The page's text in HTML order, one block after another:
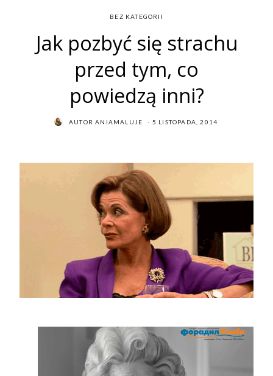
BEZ KATEGORII
Jak pozbyć się strachu
przed tym, co
powiedzą inni?
AUTORANIAMALUJE
POSTED
5 LISTOPADA, 2014